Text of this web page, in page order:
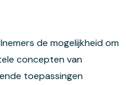
de mogelijkheid om
concepten van
toepassingen